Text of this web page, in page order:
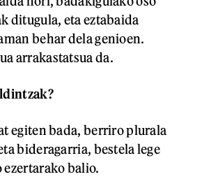
ditugula, eta eztabaida
behar dela genioen.
arrakastatsua da.
egiten bada, berriro plurala
bideragarria, bestela lege
balio.